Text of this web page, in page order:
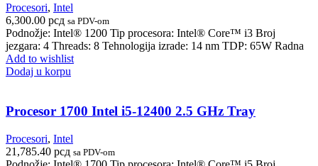
Procesori, Intel
6,300.00 рсд sa PDV-om
Podnožje: Intel® 1200 Tip procesora: Intel® Core™ i3 Broj
jezgara: 4 Threads: 8 Tehnologija izrade: 14 nm TDP: 65W Radna
Add to wishlist
Dodaj u korpu
Procesor 1700 Intel i5-12400 2.5 GHz Tray
Procesori, Intel
21,785.40 рсд sa PDV-om